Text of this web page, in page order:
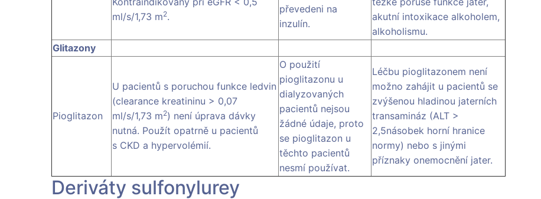
ml/s/1,73 m2.
převedeni na
inzulín.
akutní intoxikace alkoholem,
alkoholismu.
Glitazony
Pioglitazon
U pacientů s poruchou funkce ledvin
(clearance kreatininu > 0,07
ml/s/1,73 m2) není úprava dávky
nutná. Použít opatrně u pacientů
s CKD a hypervolémií.
O použití
pioglitazonu u
dialyzovaných
pacientů nejsou
žádné údaje, proto
se pioglitazon u
těchto pacientů
nesmí používat.
Léčbu pioglitazonem není
možno zahájit u pacientů se
zvýšenou hladinou jaterních
transamináz (ALT >
2,5násobek horní hranice
normy) nebo s jinými
příznaky onemocnění jater.
Deriváty sulfonylurey